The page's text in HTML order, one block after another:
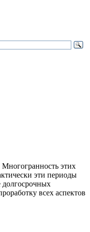
этих
эти периоды
долгосрочных
всех аспектов